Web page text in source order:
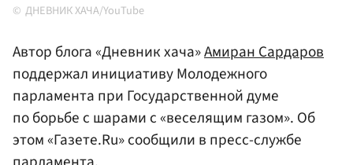
ДНЕВНИК ХАЧА/YouTube
Автор блога «Дневник хача»Амиран Сардаров
поддержал инициативу Молодежного
парламента при Государственной думе
по борьбе с шарами с «веселящим газом». Об
этом «Газете.Ru» сообщили в пресс-службе